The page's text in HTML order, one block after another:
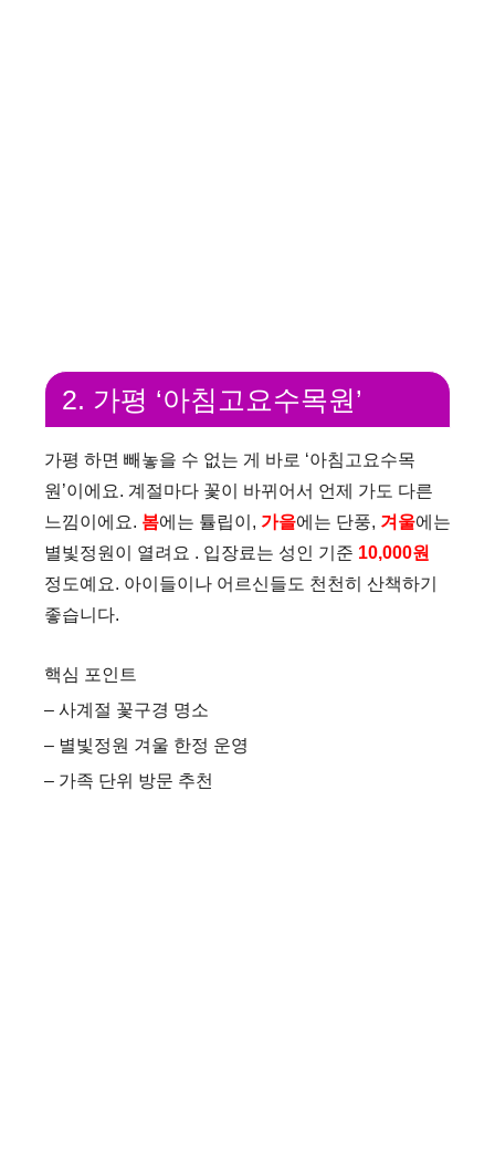
2. 가평 ‘아침고요수목원’
가평 하면 빼놓을 수 없는 게 바로 ‘아침고요수목
원’이에요. 계절마다 꽃이 바뀌어서 언제 가도 다른
느낌이에요. 봄에는 튤립이, 가을에는 단풍, 겨울에는
별빛정원이 열려요 . 입장료는 성인 기준 10,000원
정도예요. 아이들이나 어르신들도 천천히 산책하기
좋습니다.
핵심 포인트
– 사계절 꽃구경 명소
– 별빛정원 겨울 한정 운영
– 가족 단위 방문 추천